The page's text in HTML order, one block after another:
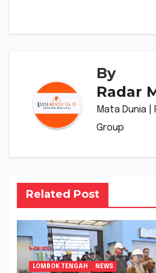
By
Radar
Mata Dunia |
Group
Related Post
LOMBOK TENGAH NEWS